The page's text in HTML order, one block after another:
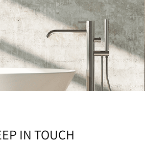
IN TOUCH